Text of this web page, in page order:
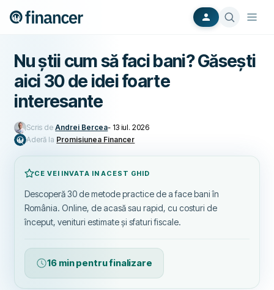
Nu știi cum să faci bani? Găsești
aici 30 de idei foarte
interesante
Scris de Andrei Bercea- 13 iul. 2026
Aderă la Promisiunea Financer
CE VEI INVATA IN ACEST GHID
Descoperă 30 de metode practice de a face bani în
România. Online, de acasă sau rapid, cu costuri de
început, venituri estimate și sfaturi fiscale.
16 min pentru finalizare